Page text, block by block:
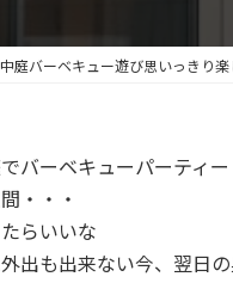
庭バーベキュー遊び思いっきり楽
バーベキューパーティー
間・・・
らいいな
出も出来ない今、翌日